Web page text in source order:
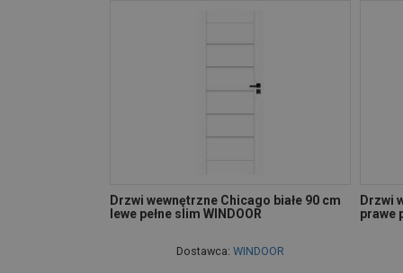
Drzwi wewnętrzne Chicago białe 90 cm
lewe pełne slim WINDOOR
Dostawca: WINDOOR
Drzwi
prawe